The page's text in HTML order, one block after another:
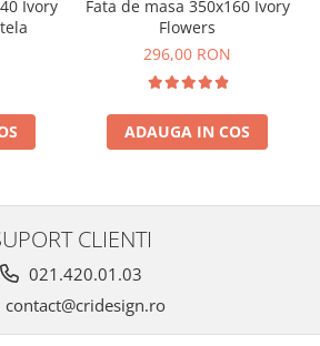
Ivory
Fata de masa 350x160 Ivory
Flowers
296,00 RON
ADAUGA IN COS
CLIENTI
021.420.01.03
contact@cridesign.ro